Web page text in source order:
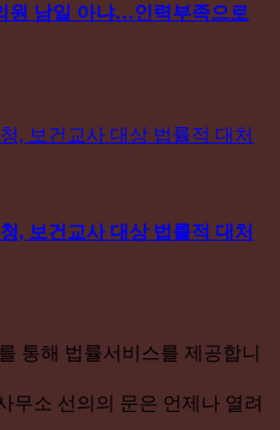
원 남일 아냐…인력부족으로
, 보건교사 대상 법률적 대처
, 보건교사 대상 법률적 대처
통해 법률서비스를 제공합니
무소 선의의 문은 언제나 열려